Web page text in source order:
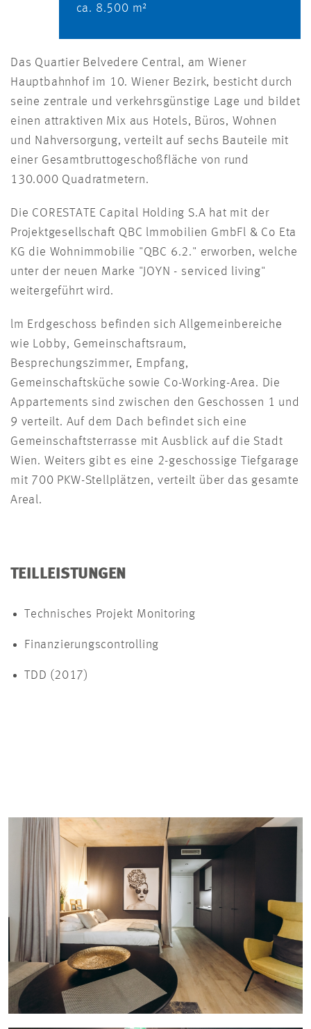
ca. 8.500 m²
Das Quartier Belvedere Central, am Wiener
Hauptbahnhof im 10. Wiener Bezirk, besticht durch
seine zentrale und verkehrsgünstige Lage und bildet
einen attraktiven Mix aus Hotels, Büros, Wohnen
und Nahversorgung, verteilt auf sechs Bauteile mit
einer Gesamtbruttogeschoßfläche von rund
130.000 Quadratmetern.
Die CORESTATE Capital Holding S.A hat mit der
Projektgesellschaft QBC lmmobilien GmbFl & Co Eta
KG die Wohnimmobilie "QBC 6.2." erworben, welche
unter der neuen Marke "JOYN - serviced living"
weitergeführt wird.
lm Erdgeschoss befinden sich Allgemeinbereiche
wie Lobby, Gemeinschaftsraum,
Besprechungszimmer, Empfang,
Gemeinschaftsküche sowie Co-Working-Area. Die
Appartements sind zwischen den Geschossen 1 und
9 verteilt. Auf dem Dach befindet sich eine
Gemeinschaftsterrasse mit Ausblick auf die Stadt
Wien. Weiters gibt es eine 2-geschossige Tiefgarage
mit 700 PKW-Stellplätzen, verteilt über das gesamte
Areal.
TEILLEISTUNGEN
Technisches Projekt Monitoring
Finanzierungscontrolling
TDD (2017)